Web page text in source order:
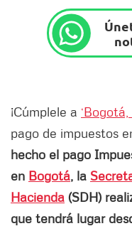
¡Cúmplele a
pago de impuestos
hecho el pago
en Bogotá, la
Hacienda (SDH)
que tendrá lugar